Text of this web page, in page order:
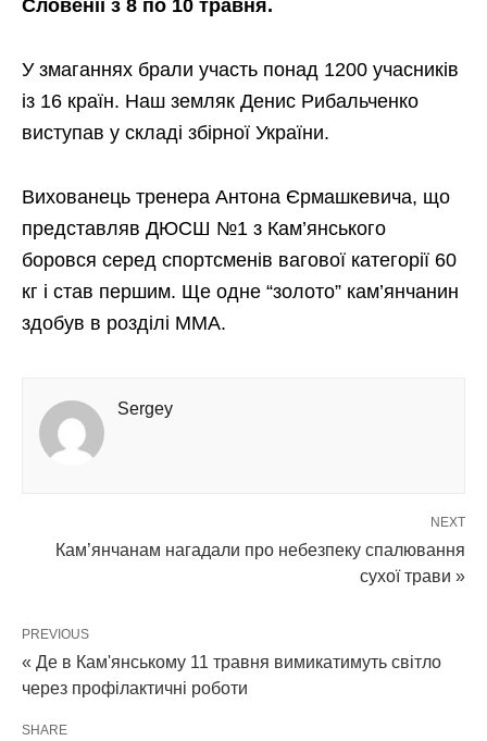
Словенії з 8 по 10 травня.
У змаганнях брали участь понад 1200 учасників
із 16 країн. Наш земляк Денис Рибальченко
виступав у складі збірної України.
Вихованець тренера Антона Єрмашкевича, що
представляв ДЮСШ №1 з Кам’янського
боровся серед спортсменів вагової категорії 60
кг і став першим. Ще одне “золото” кам’янчанин
здобув в розділі ММА.
Sergey
NEXT
Кам’янчанам нагадали про небезпеку спалювання
сухої трави »
PREVIOUS
« Де в Кам'янському 11 травня вимикатимуть світло
через профілактичні роботи
SHARE